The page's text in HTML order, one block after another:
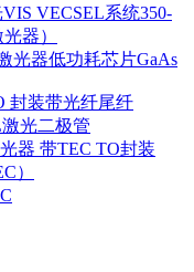
VECSEL系统350-
器）
光器低功耗芯片GaAs
封装带光纤尾纤
光二极管
器 带TEC TO封装
）